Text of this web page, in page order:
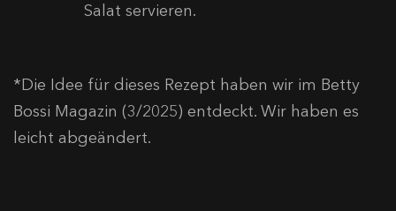
Salat servieren.
*Die Idee für dieses Rezept haben wir im Betty
Bossi Magazin (3/2025) entdeckt. Wir haben es
leicht abgeändert.